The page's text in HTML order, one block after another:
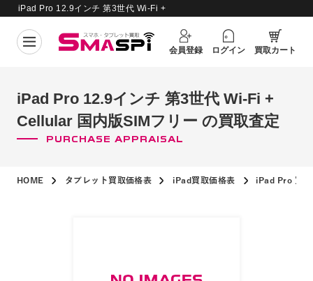
iPad Pro 12.9インチ 第3世代 Wi-Fi +
会員登録 ログイン 買取カート
iPad Pro 12.9インチ 第3世代 Wi-Fi +
Cellular 国内版SIMフリー の買取査定
PURCHASE APPRAISAL
HOME タブレット買取価格表 iPad買取価格表 iPad Pro 買